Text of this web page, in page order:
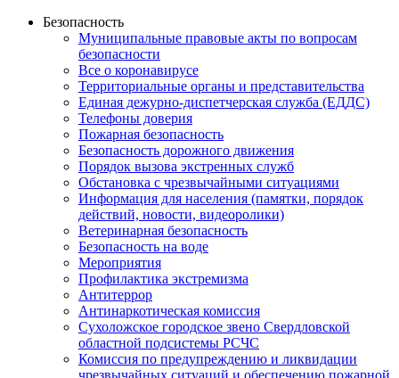
Безопасность
Муниципальные правовые акты по вопросам
безопасности
Все о коронавирусе
Территориальные органы и представительства
Единая дежурно-диспетчерская служба (ЕДДС)
Телефоны доверия
Пожарная безопасность
Безопасность дорожного движения
Порядок вызова экстренных служб
Обстановка с чрезвычайными ситуациями
Информация для населения (памятки, порядок
действий, новости, видеоролики)
Ветеринарная безопасность
Безопасность на воде
Мероприятия
Профилактика экстремизма
Антитеррор
Антинаркотическая комиссия
Сухоложское городское звено Свердловской
областной подсистемы РСЧС
Комиссия по предупреждению и ликвидации
чрезвычайных ситуаций и обеспечению пожарной